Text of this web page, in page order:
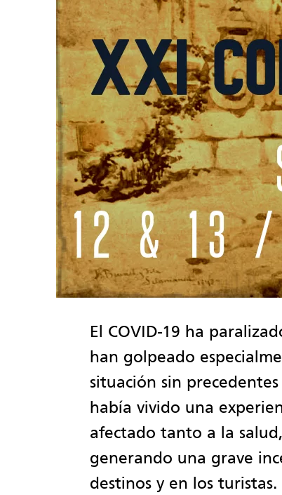
El COVID-19 ha
han golpeado
situación sin
había vivido una
afectado tanto a la
generando una grave
destinos y en los turistas.